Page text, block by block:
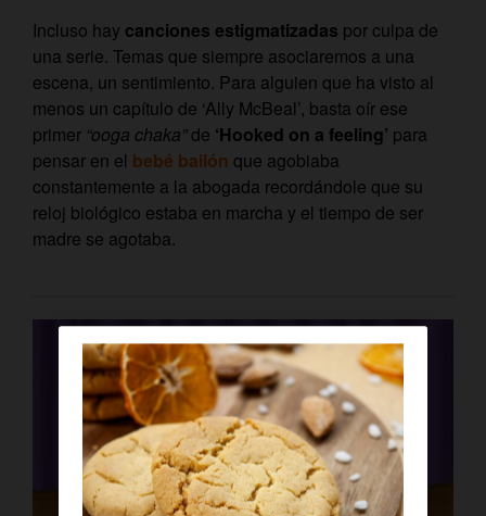
Incluso hay canciones estigmatizadas por culpa de
una serie. Temas que siempre asociaremos a una
escena, un sentimiento. Para alguien que ha visto al
menos un capítulo de ‘Ally McBeal’, basta oír ese
primer “ooga chaka”de ‘Hooked on a feeling’ para
pensar en el bebé bailón que agobiaba
constantemente a la abogada recordándole que su
reloj biológico estaba en marcha y el tiempo de ser
madre se agotaba.